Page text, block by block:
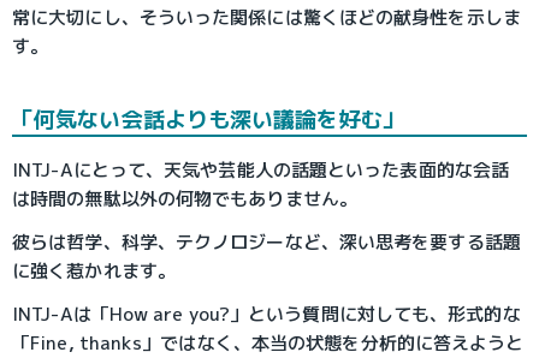
常に大切にし、そういった関係には驚くほどの献身性を示しま
す。
「何気ない会話よりも深い議論を好む」
INTJ-Aにとって、天気や芸能人の話題といった表面的な会話
は時間の無駄以外の何物でもありません。
彼らは哲学、科学、テクノロジーなど、深い思考を要する話題
に強く惹かれます。
INTJ-Aは「How are you?」という質問に対しても、形式的な
「Fine, thanks」ではなく、本当の状態を分析的に答えようと